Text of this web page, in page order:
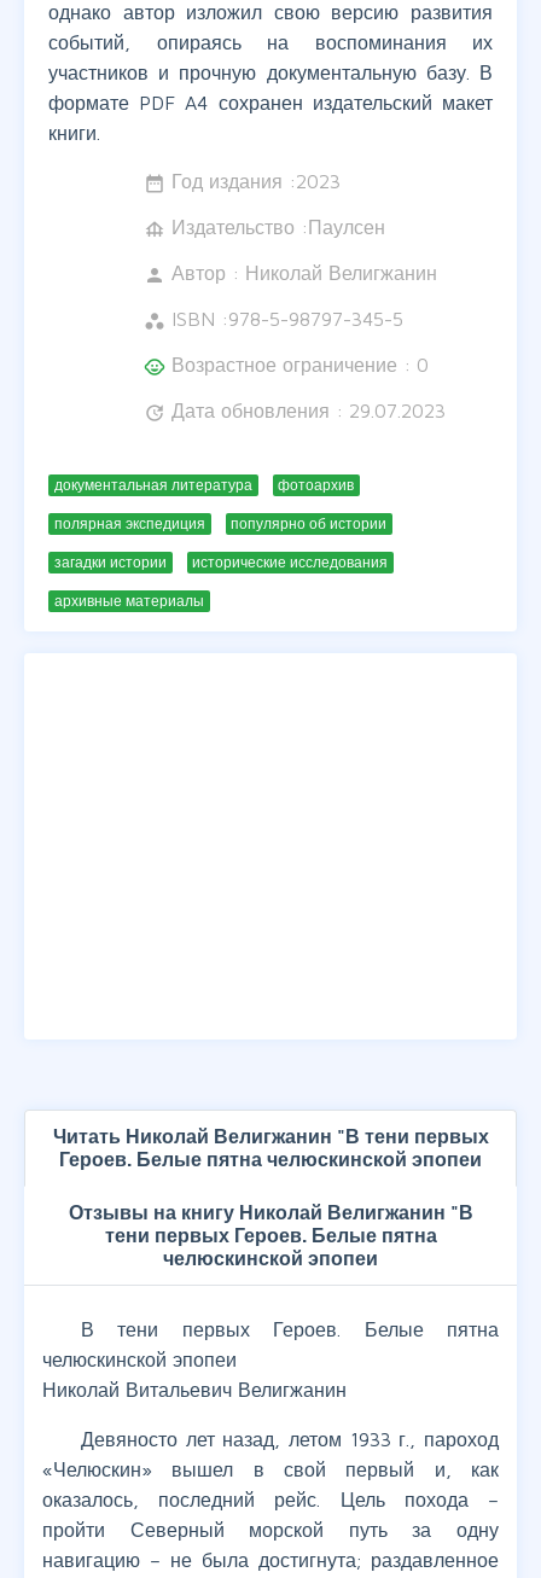
однако автор изложил свою версию развития
событий, опираясь на воспоминания их
участников и прочную документальную базу. В
формате PDF A4 сохранен издательский макет
книги.
date_range Год издания :2023
foundation Издательство :Паулсен
person Автор : Николай Велигжанин
workspaces ISBN :978-5-98797-345-5
child_care Возрастное ограничение : 0
update Дата обновления : 29.07.2023
документальная литература фотоархив
полярная экспедиция популярно об истории
загадки истории исторические исследования
архивные материалы
Читать Николай Велигжанин "В тени первых
Героев. Белые пятна челюскинской эпопеи
Отзывы на книгу Николай Велигжанин "В
тени первых Героев. Белые пятна
челюскинской эпопеи
В тени первых Героев. Белые пятна
челюскинской эпопеи
Николай Витальевич Велигжанин
Девяносто лет назад, летом 1933 г., пароход
«Челюскин» вышел в свой первый и, как
оказалось, последний рейс. Цель похода –
пройти Северный морской путь за одну
навигацию – не была достигнута; раздавленное